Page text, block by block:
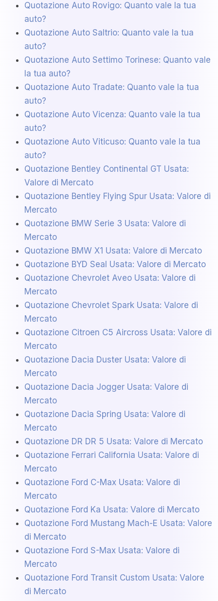
Quotazione Auto Rovigo: Quanto vale la tua
auto?
Quotazione Auto Saltrio: Quanto vale la tua
auto?
Quotazione Auto Settimo Torinese: Quanto vale
la tua auto?
Quotazione Auto Tradate: Quanto vale la tua
auto?
Quotazione Auto Vicenza: Quanto vale la tua
auto?
Quotazione Auto Viticuso: Quanto vale la tua
auto?
Quotazione Bentley Continental GT Usata:
Valore di Mercato
Quotazione Bentley Flying Spur Usata: Valore di
Mercato
Quotazione BMW Serie 3 Usata: Valore di
Mercato
Quotazione BMW X1 Usata: Valore di Mercato
Quotazione BYD Seal Usata: Valore di Mercato
Quotazione Chevrolet Aveo Usata: Valore di
Mercato
Quotazione Chevrolet Spark Usata: Valore di
Mercato
Quotazione Citroen C5 Aircross Usata: Valore di
Mercato
Quotazione Dacia Duster Usata: Valore di
Mercato
Quotazione Dacia Jogger Usata: Valore di
Mercato
Quotazione Dacia Spring Usata: Valore di
Mercato
Quotazione DR DR 5 Usata: Valore di Mercato
Quotazione Ferrari California Usata: Valore di
Mercato
Quotazione Ford C-Max Usata: Valore di
Mercato
Quotazione Ford Ka Usata: Valore di Mercato
Quotazione Ford Mustang Mach-E Usata: Valore
di Mercato
Quotazione Ford S-Max Usata: Valore di
Mercato
Quotazione Ford Transit Custom Usata: Valore
di Mercato